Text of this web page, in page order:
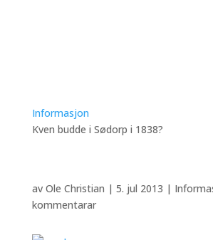
Informasjon
Kven budde i Sødorp i 1838?
av Ole Christian | 5. jul 2013 |
kommentarar